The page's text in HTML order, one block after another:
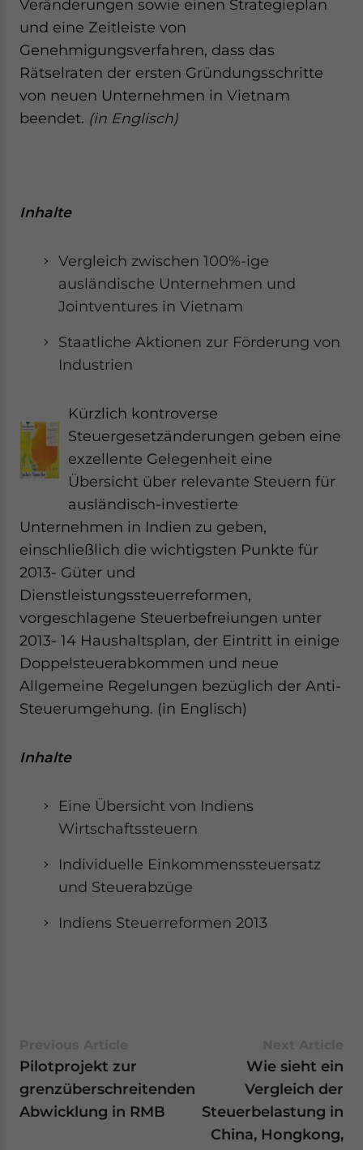
Veränderungen sowie einen Strategieplan
und eine Zeitleiste von
Genehmigungsverfahren, dass das
Rätselraten der ersten Gründungsschritte
von neuen Unternehmen in Vietnam
beendet. (in Englisch)
Inhalte
Vergleich zwischen 100%-ige
ausländische Unternehmen und
Jointventures in Vietnam
Staatliche Aktionen zur Förderung von
Industrien
Kürzlich kontroverse
Steuergesetzänderungen geben eine
exzellente Gelegenheit eine
Übersicht über relevante Steuern für
ausländisch-investierte
Unternehmen in Indien zu geben,
einschließlich die wichtigsten Punkte für
2013- Güter und
Dienstleistungssteuerreformen,
vorgeschlagene Steuerbefreiungen unter
2013- 14 Haushaltsplan, der Eintritt in einige
Doppelsteuerabkommen und neue
Allgemeine Regelungen bezüglich der Anti-
Steuerumgehung. (in Englisch)
Inhalte
Eine Übersicht von Indiens
Wirtschaftssteuern
Individuelle Einkommenssteuersatz
und Steuerabzüge
Indiens Steuerreformen 2013
Pilotprojekt zur
grenzüberschreitenden
Abwicklung in RMB
Wie sieht ein
Vergleich der
Steuerbelastung in
China, Hongkong,